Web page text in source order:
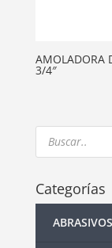
AMOLADORA
3/4″
Products
search
Categorías
ABRASIVOS